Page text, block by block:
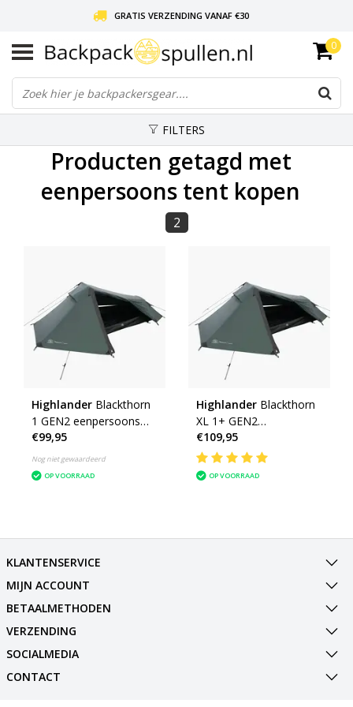
GRATIS VERZENDING VANAF €30
LIEFDE VOOR BACKPACKEN!
30 DAGEN GRATIS RETOUR
0
FILTERS
Producten getagd met
eenpersoons tent kopen
2
Highlander Blackthorn
1 GEN2 eenpersoons
tent - trekkingtent - 1
persoons tent
€99,95
Nog niet gewaardeerd
OP VOORRAAD
Highlander Blackthorn
XL 1+ GEN2
eenpersoons tent -
trekkingtent - 1
persoons tent
€109,95
OP VOORRAAD
KLANTENSERVICE
MIJN ACCOUNT
BETAALMETHODEN
VERZENDING
SOCIALMEDIA
CONTACT